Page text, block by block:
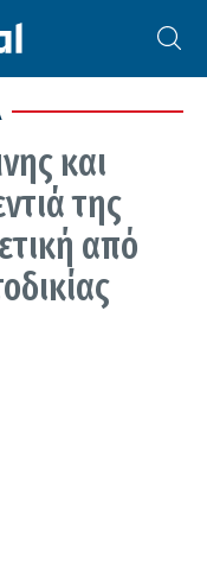
και
της
από